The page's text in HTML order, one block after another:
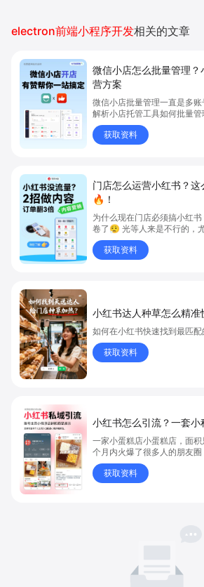
electron前端小程序开发相关的文章
微信小店怎么批量管理？
营方案
微信小店批量管理一直是多
解析小店托管工具如何批量
多账号微信小店。通过智能同
销玩法，全面提升门店管理效
量管理、高效托管的实用方案
获取资料
门店怎么运营小红书？
🔥！
为什么现在门店必须搞小红
卷了😮‍💨 光等人来是不行的，
还没开始做小红书，那真的就
💸 获取资料
小红书达人种草怎么精准
如何在小红书快速找到最匹配
获取资料
小红书怎么引流？一套小
一家小蛋糕店小蛋糕店，面
个月内火爆了很多人的朋友
是——巧妙借助小红书的种草
“种草”到“成交”的完美闭环！
获取资料